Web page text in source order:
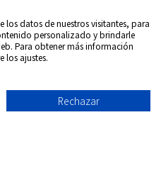
Reservados
los datos de nuestros visitantes, para
personalizado y brindarle
Para obtener más información
los ajustes.
Rechazar